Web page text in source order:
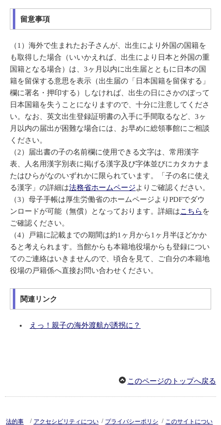
留意事項
（1）海外で生まれたお子さんが、出生により外国の国籍を
も取得した場合（いいかえれば、出生により日本と外国の重
国籍となる場合）は、3ヶ月以内に出生届とともに日本の国
籍を留保する意思を表示（出生届の「日本国籍を留保する」
欄に署名・押印する）しなければ、出生の日にさかのぼって
日本国籍を失うことになりますので、十分に注意してくださ
い。なお、英文出生登録証明書の入手に手間取るなど、3ヶ
月以内の届出が困難な場合には、お早めに総領事館にご相談
ください。
（2）届出書の子の名前欄に使用できる文字は、常用漢字
表、人名用漢字別表に掲げる漢字及び字体並びにカタカナま
たはひらがなのいずれかに限られています。「子の名に使え
る漢字」の詳細は法務省ホームページよりご確認ください。
（3）母子手帳は厚生労働省のホームページよりPDFでダウ
ンロードが可能（無償）となっております。詳細はこちら を
ご確認ください。
（4）戸籍に記載までの期間は約1ヶ月から1ヶ月半ほどかか
ると考えられます。当館からも本籍地役場からも登録につい
てのご連絡はいきませんので、頃合を見て、ご自分の本籍地
役場の戸籍係へ直接お問い合わせください。
関連リンク
えっ！親子の海外渡航が誘拐に？
このページのトップへ戻る
法的事 / アクセシビリティについ / プライバシーポリシ / このサイトについ